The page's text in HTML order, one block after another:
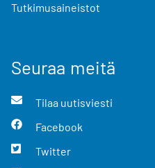
Tutkimusaineistot
Seuraa meitä
Tilaa uutisviesti
Facebook
Twitter